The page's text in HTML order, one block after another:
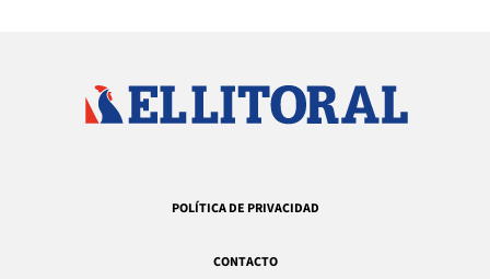
POLÍTICA DE PRIVACIDAD
CONTACTO